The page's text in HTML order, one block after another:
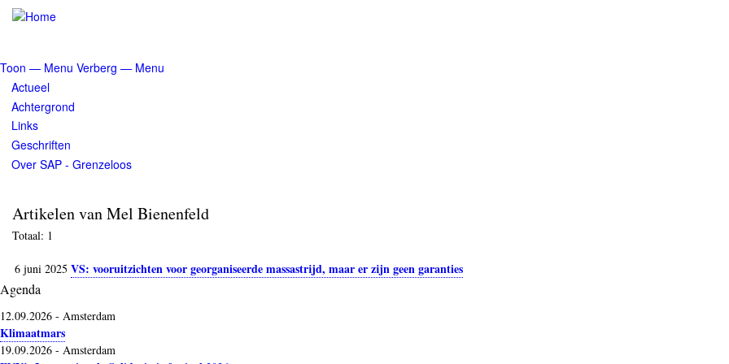
Overslaan
de
inhoud
gaan
Menu
Toon — Menu Verberg — Menu
Actueel
Achtergrond
Links
Geschriften
Over SAP - Grenzeloos
Artikelen van Mel Bienenfeld
Totaal: 1
6 juni 2025 VS: vooruitzichten voor georganiseerde massastrijd, maar er zijn geen garanties
Agenda
12.09.2026 - Amsterdam
Klimaatmars
19.09.2026 - Amsterdam